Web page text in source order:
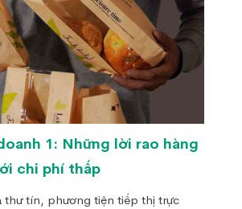
1: Những lời rao hàng
chi phí thấp
thư tín, phương tiện tiếp thị trực